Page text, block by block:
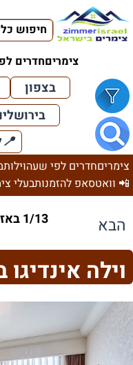
חיפוש
צימריםחדרים
בצפון
📍
צימריםחדרים לפי שעהוילות
📲 וואטסאפ להזמנותבעלי
הבא 1/13 באזור ראשון לציון
וילה